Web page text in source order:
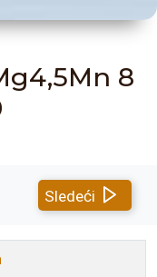
8
Sledeći